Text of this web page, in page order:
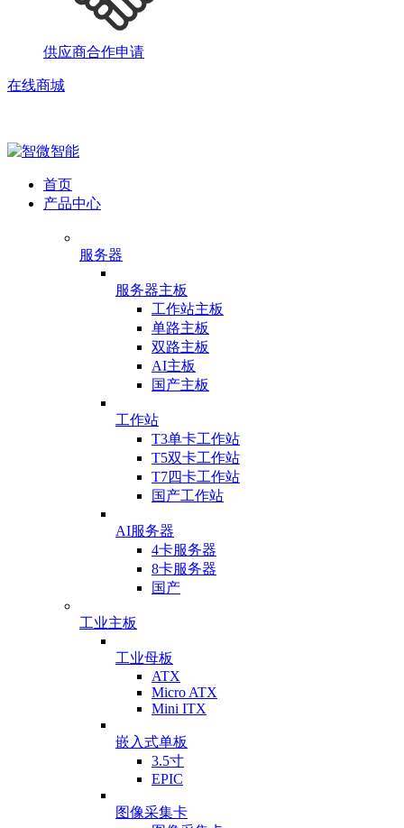
供应商合作申请
在线商城
首页
产品中心
服务器
服务器主板
工作站主板
单路主板
双路主板
AI主板
国产主板
工作站
T3单卡工作站
T5双卡工作站
T7四卡工作站
国产工作站
AI服务器
4卡服务器
8卡服务器
国产
工业主板
工业母板
ATX
Micro ATX
Mini ITX
嵌入式单板
3.5寸
EPIC
图像采集卡